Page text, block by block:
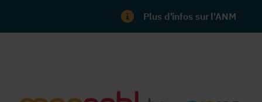
Plus d'infos sur l'ANM